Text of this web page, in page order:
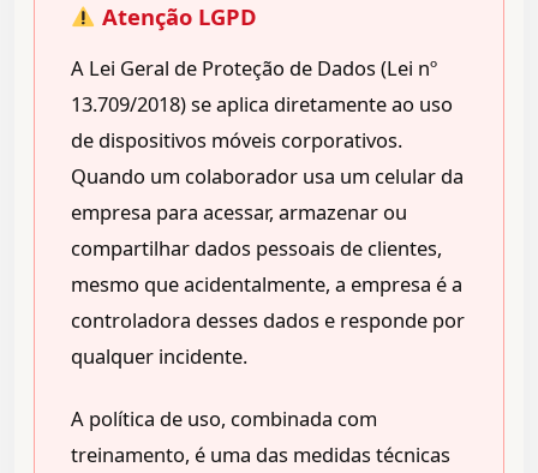
Atenção LGPD
A Lei Geral de Proteção de Dados (Lei nº
13.709/2018) se aplica diretamente ao uso
de dispositivos móveis corporativos.
Quando um colaborador usa um celular da
empresa para acessar, armazenar ou
compartilhar dados pessoais de clientes,
mesmo que acidentalmente, a empresa é a
controladora desses dados e responde por
qualquer incidente.
A política de uso, combinada com
treinamento, é uma das medidas técnicas